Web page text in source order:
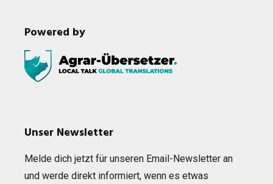
Powered by
Unser Newsletter
Melde dich jetzt für unse­ren Email-News­let­ter an
und werde direkt infor­miert, wenn es etwas